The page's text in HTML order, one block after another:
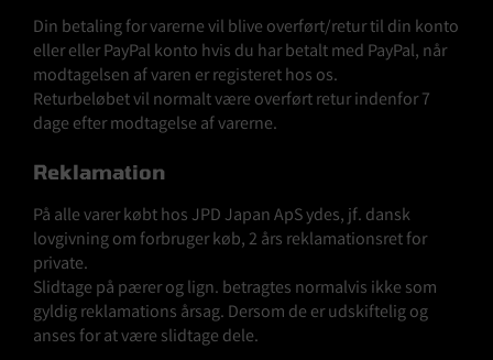
Din betaling for varerne vil blive overført/retur til din konto
eller eller PayPal konto hvis du har betalt med PayPal, når
modtagelsen af varen er registeret hos os.
Returbeløbet vil normalt være overført retur indenfor 7
dage efter modtagelse af varerne.
Reklamation
På alle varer købt hos JPD Japan ApS ydes, jf. dansk
lovgivning om forbruger køb, 2 års reklamationsret for
private.
Slidtage på pærer og lign. betragtes normalvis ikke som
gyldig reklamations årsag. Dersom de er udskiftelig og
anses for at være slidtage dele.